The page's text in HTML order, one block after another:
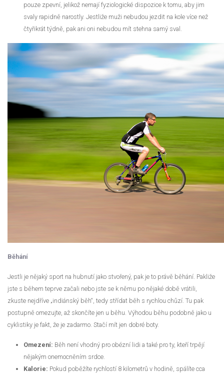
pouze zpevní, jelikož nemají fyziologické dispozice k tomu, aby jim
svaly rapidně narostly. Jestliže muži nebudou jezdit na kole více než
čtyřikrát týdně, pak ani oni nebudou mít stehna samý sval.
Běhání
Jestli je nějaký sport na hubnutí jako stvořený, pak je to právě běhání. Pakliže
jste s během teprve začali nebo jste se k němu po nějaké době vrátili,
zkuste nejdříve „indiánský běh“, tedy střídat běh s rychlou chůzí. Tu pak
postupně omezujte, až skončíte jen u běhu. Výhodou běhu podobně jako u
cyklistiky je fakt, že je zadarmo. Stačí mít jen dobré boty.
Omezení: Běh není vhodný pro obézní lidi a také pro ty, kteří trpějí
nějakým onemocněním srdce.
Kalorie: Pokud poběžíte rychlostí 8 kilometrů v hodině, spálíte cca